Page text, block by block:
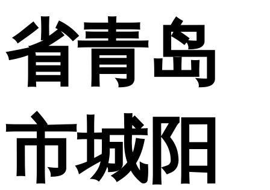
省青岛
市城阳